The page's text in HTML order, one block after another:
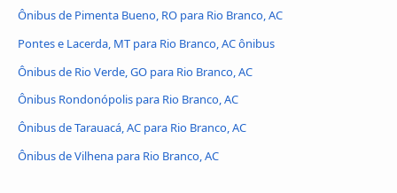
Ônibus de Pimenta Bueno, RO para Rio Branco, AC
Pontes e Lacerda, MT para Rio Branco, AC ônibus
Ônibus de Rio Verde, GO para Rio Branco, AC
Ônibus Rondonópolis para Rio Branco, AC
Ônibus de Tarauacá, AC para Rio Branco, AC
Ônibus de Vilhena para Rio Branco, AC